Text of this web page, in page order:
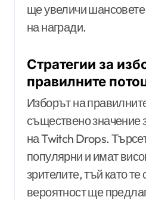
ще увеличи
на награди.
Стратегии за
правилните
Изборът на
съществено значение
на Twitch Drops.
популярни и имат
зрителите, тъй като
вероятност ще